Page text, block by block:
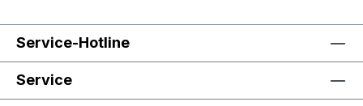
Service-Hotline
Service